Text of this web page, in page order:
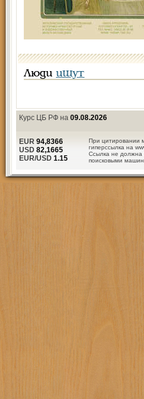
Люди ищут
Курс ЦБ РФ на 09.08.2026
При цитировании
гиперссылка на
Ссылка не должна
поисковыми
EUR 94,8366
USD 82,1665
EUR/USD 1.15